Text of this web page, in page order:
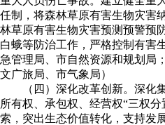
任制，将森林草原有害生物灾害
林草原有害生物灾害预测预警预
白蛾等防治工作，严格控制有害
急管理局、市自然资源和规划局
文广旅局、市气象局）
（四）深化改革创新。深化
所有权、承包权、经营权“三权
索，突出生态价值转化，支持发